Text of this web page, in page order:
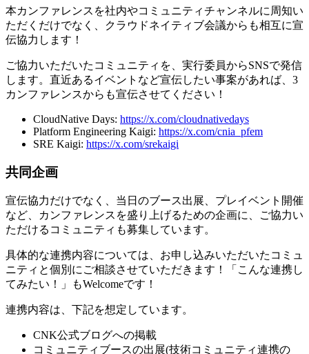
本カンファレンスを社内やコミュニティチャンネルに周知い
ただくだけでなく、クラウドネイティブ会議からも相互に宣
伝協力します！
ご協力いただいたコミュニティを、実行委員からSNSで発信
します。直近あるイベントなど宣伝したい事案があれば、3
カンファレンスからも宣伝させてください！
CloudNative Days: https://x.com/cloudnativedays
Platform Engineering Kaigi: https://x.com/cnia_pfem
SRE Kaigi: https://x.com/srekaigi
共同企画
宣伝協力だけでなく、当日のブース出展、プレイベント開催
など、カンファレンスを盛り上げるための企画に、ご協力い
ただけるコミュニティも募集しています。
具体的な連携内容については、お申し込みいただいたコミュ
ニティと個別にご相談させていただきます！「こんな連携し
てみたい！」もWelcomeです！
連携内容は、下記を想定しています。
CNK公式ブログへの掲載
コミュニティブースの出展(技術コミュニティ連携の